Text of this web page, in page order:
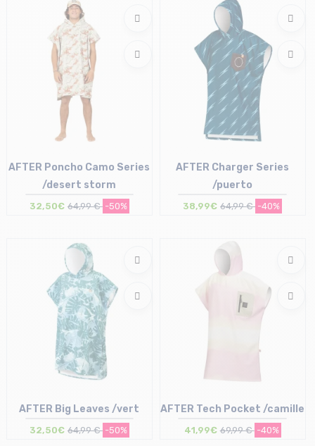
T.U
T.U
T.U
AFTER Poncho Camo Series
/desert storm
32,50€ 64,99 € -50%
T.U
AFTER Charger Series
/puerto
38,99€ 64,99 € -40%
AFTER Big Leaves /vert
32,50€ 64,99 € -50%
AFTER Tech Pocket /camille
41,99€ 69,99 € -40%